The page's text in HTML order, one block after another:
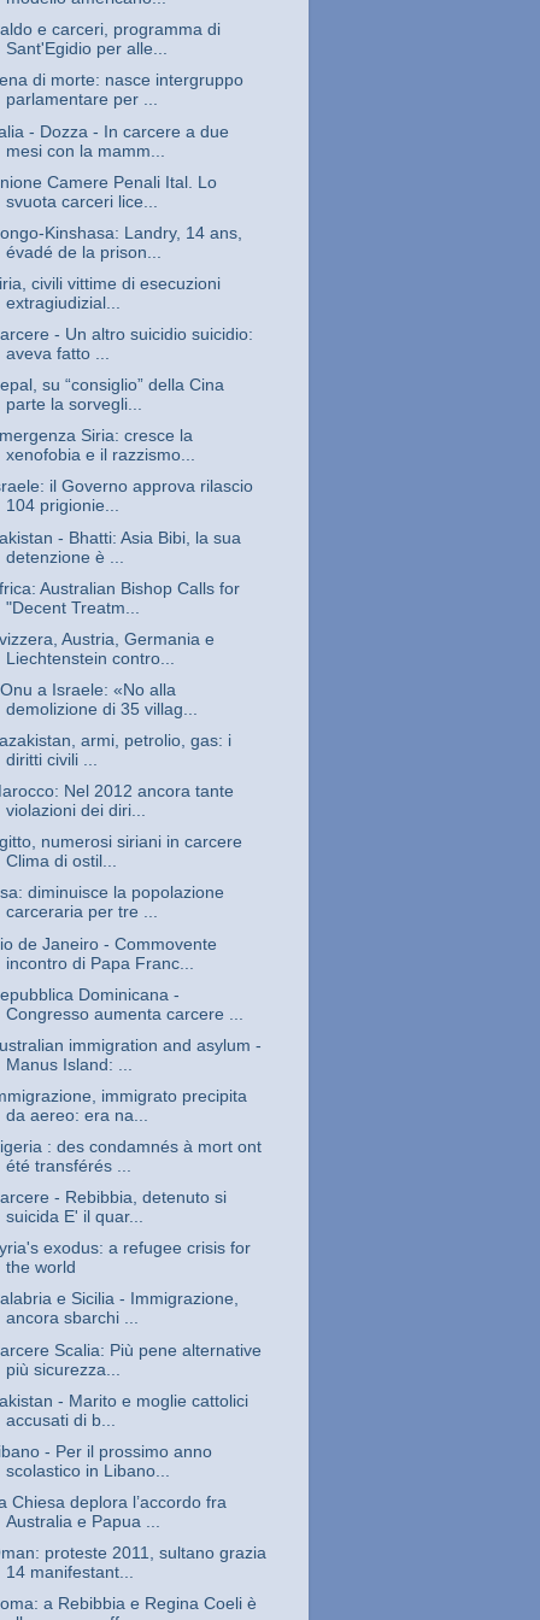
e carceri, programma di
Sant'Egidio per alle...
di morte: nasce intergruppo
parlamentare per ...
- Dozza - In carcere a due
mesi con la mamm...
Camere Penali Ital. Lo
svuota carceri lice...
Kinshasa: Landry, 14 ans,
évadé de la prison...
civili vittime di esecuzioni
extragiudizial...
- Un altro suicidio suicidio:
aveva fatto ...
su “consiglio” della Cina
parte la sorvegli...
Siria: cresce la
xenofobia e il razzismo...
il Governo approva rilascio
104 prigionie...
- Bhatti: Asia Bibi, la sua
detenzione è ...
Australian Bishop Calls for
"Decent Treatm...
Austria, Germania e
Liechtenstein contro...
a Israele: «No alla
demolizione di 35 villag...
armi, petrolio, gas: i
diritti civili ...
Nel 2012 ancora tante
violazioni dei diri...
numerosi siriani in carcere
Clima di ostil...
diminuisce la popolazione
carceraria per tre ...
de Janeiro - Commovente
incontro di Papa Franc...
Dominicana -
Congresso aumenta carcere ...
immigration and asylum -
Manus Island: ...
immigrato precipita
da aereo: era na...
: des condamnés à mort ont
été transférés ...
- Rebibbia, detenuto si
suicida E' il quar...
exodus: a refugee crisis for
the world
e Sicilia - Immigrazione,
ancora sbarchi ...
Scalia: Più pene alternative
più sicurezza...
- Marito e moglie cattolici
accusati di b...
- Per il prossimo anno
scolastico in Libano...
Chiesa deplora l’accordo fra
Australia e Papua ...
proteste 2011, sultano grazia
14 manifestant...
a Rebibbia e Regina Coeli è